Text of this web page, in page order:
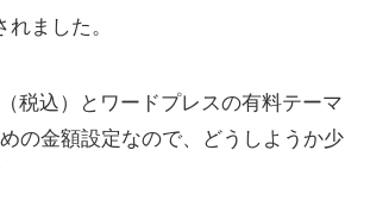
ました。
税込）とワードプレスの有料テーマ
の金額設定なので、どうしようか少